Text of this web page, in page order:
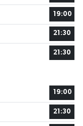
19:00
21:30
21:30
19:00
21:30